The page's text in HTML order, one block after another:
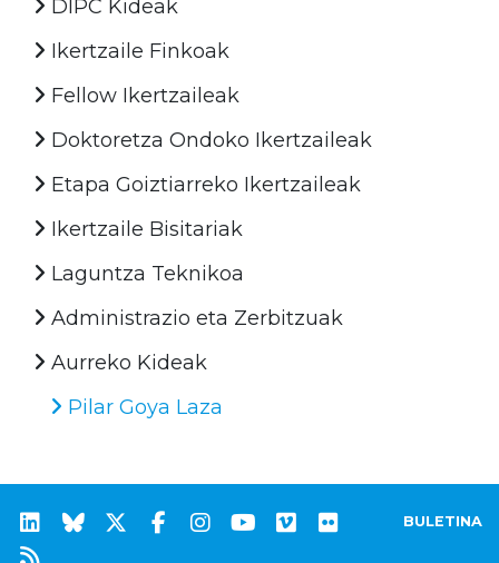
DIPC Kideak
Ikertzaile Finkoak
Fellow Ikertzaileak
Doktoretza Ondoko Ikertzaileak
Etapa Goiztiarreko Ikertzaileak
Ikertzaile Bisitariak
Laguntza Teknikoa
Administrazio eta Zerbitzuak
Aurreko Kideak
Pilar Goya Laza
BULETINA